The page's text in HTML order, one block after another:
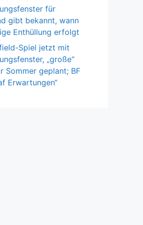
für
gibt bekannt, wann
Enthüllung erfolgt
Spiel jetzt mit
„große“
Sommer geplant; BF
Erwartungen“